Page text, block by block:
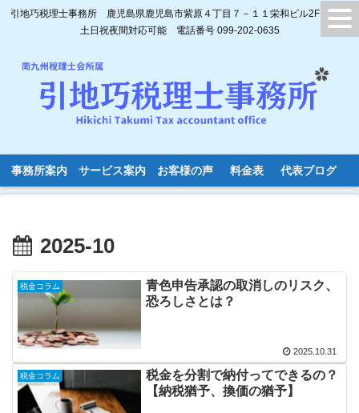
引地巧税理士事務所 鹿児島県鹿児島市紫原４丁目７－１１栄和ビル2F
土日祝夜間対応可能 電話番号 099-202-0635
事務所案内 サービス案内 お客様の声 料金表 代表ブログ
2025-10
税金コラム
青色申告承認の取消しのリスク、
恐ろしさとは？
2025.10.31
税金コラム
税金を分割で納付ってできるの？
【納税猶予、換価の猶予】